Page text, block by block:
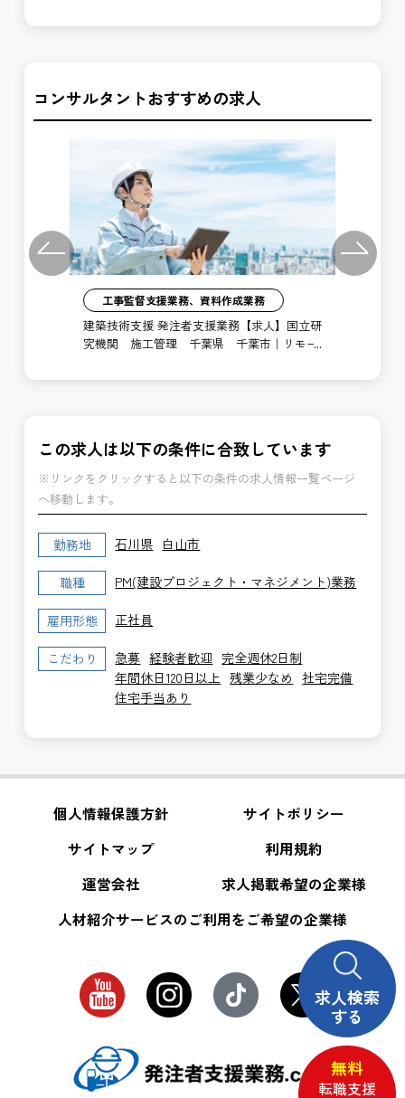
コンサルタントおすすめの求人
Previous
工事監督支援業務、資料作成業務
建築技術支援 発注者支援業務【求人】国立研
究機関 施工管理 千葉県 千葉市｜リモー
Next
この求人は以下の条件に合致しています
※リンクをクリックすると以下の条件の求人情報一覧ページ
へ移動します。
勤務地 石川県 白山市
職種 PM(建設プロジェクト・マネジメント)業務
雇用形態 正社員
こだわり 急募 経験者歓迎 完全週休2日制
年間休日120日以上 残業少なめ
社宅完備
住宅手当あり
個人情報保護方針
サイトポリシー
サイトマップ
利用規約
運営会社
求人掲載希望の企業様
人材紹介サービスのご利用をご希望の企業様
求人検索
する
無料
転職支援